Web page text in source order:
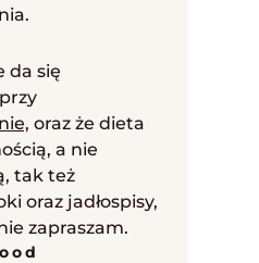
da się
oraz że dieta
a nie
tak też
oraz jadłospisy,
zapraszam.